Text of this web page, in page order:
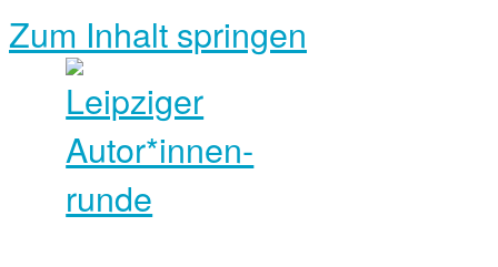
Zum Inhalt springen